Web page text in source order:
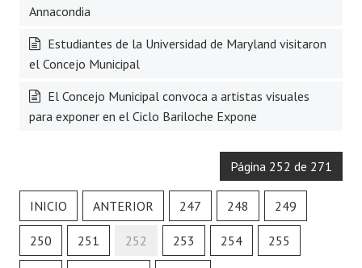
Annacondia
Estudiantes de la Universidad de Maryland visitaron
el Concejo Municipal
El Concejo Municipal convoca a artistas visuales
para exponer en el Ciclo Bariloche Expone
Página 252 de 271
INICIO ANTERIOR 247 248 249
250 251 252 253 254 255